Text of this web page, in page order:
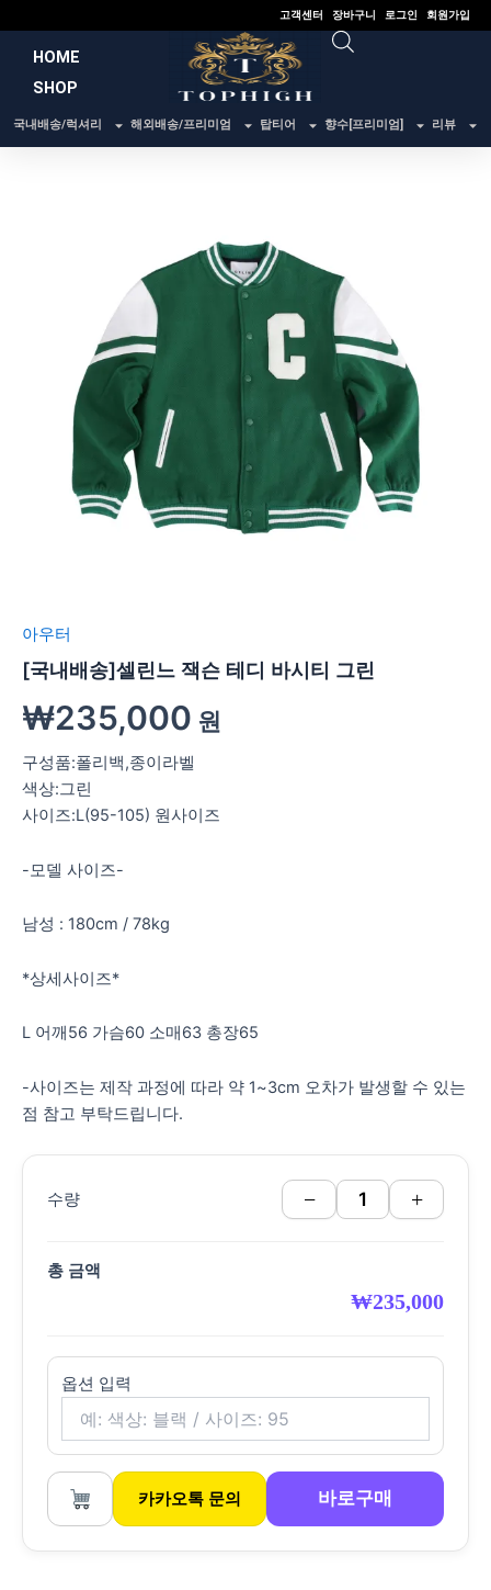
건
너
고객센터 장바구니 로그인 회원가입
HOME
SHOP
국내배송/럭셔리 해외배송/프리미엄 탑티어 향수[프리미엄] 리뷰
아우터
[국내배송]셀린느 잭슨 테디 바시티 그린
₩235,000 원
구성품:폴리백,종이라벨
색상:그린
사이즈:L(95-105) 원사이즈
-모델 사이즈-
남성 : 180cm / 78kg
*상세사이즈*
L 어깨56 가슴60 소매63 총장65
-사이즈는 제작 과정에 따라 약 1~3cm 오차가 발생할 수 있는
점 참고 부탁드립니다.
수량 − +
총 금액
₩235,000
옵션 입력
카카오톡 문의 바로구매